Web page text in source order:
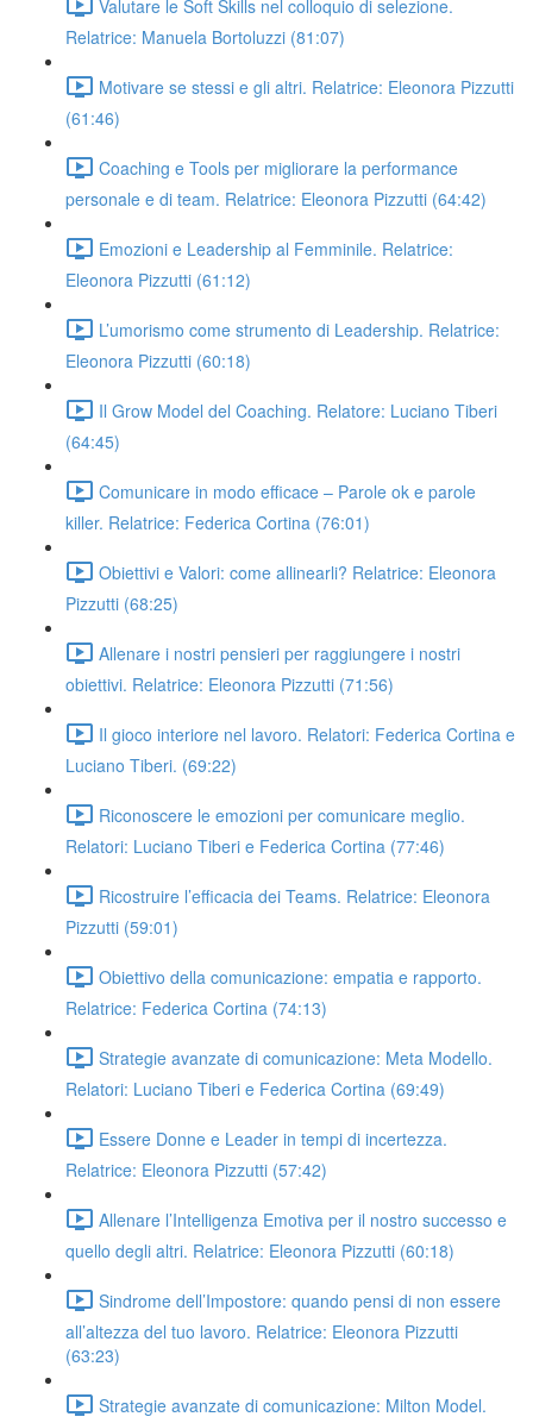
Valutare le Soft Skills nel colloquio di selezione.
Relatrice: Manuela Bortoluzzi (81:07)
Motivare se stessi e gli altri. Relatrice: Eleonora Pizzutti
(61:46)
Coaching e Tools per migliorare la performance
personale e di team. Relatrice: Eleonora Pizzutti (64:42)
Emozioni e Leadership al Femminile. Relatrice:
Eleonora Pizzutti (61:12)
L’umorismo come strumento di Leadership. Relatrice:
Eleonora Pizzutti (60:18)
Il Grow Model del Coaching. Relatore: Luciano Tiberi
(64:45)
Comunicare in modo efficace – Parole ok e parole
killer. Relatrice: Federica Cortina (76:01)
Obiettivi e Valori: come allinearli? Relatrice: Eleonora
Pizzutti (68:25)
Allenare i nostri pensieri per raggiungere i nostri
obiettivi. Relatrice: Eleonora Pizzutti (71:56)
Il gioco interiore nel lavoro. Relatori: Federica Cortina e
Luciano Tiberi. (69:22)
Riconoscere le emozioni per comunicare meglio.
Relatori: Luciano Tiberi e Federica Cortina (77:46)
Ricostruire l’efficacia dei Teams. Relatrice: Eleonora
Pizzutti (59:01)
Obiettivo della comunicazione: empatia e rapporto.
Relatrice: Federica Cortina (74:13)
Strategie avanzate di comunicazione: Meta Modello.
Relatori: Luciano Tiberi e Federica Cortina (69:49)
Essere Donne e Leader in tempi di incertezza.
Relatrice: Eleonora Pizzutti (57:42)
Allenare l’Intelligenza Emotiva per il nostro successo e
quello degli altri. Relatrice: Eleonora Pizzutti (60:18)
Sindrome dell’Impostore: quando pensi di non essere
all’altezza del tuo lavoro. Relatrice: Eleonora Pizzutti
(63:23)
Strategie avanzate di comunicazione: Milton Model.